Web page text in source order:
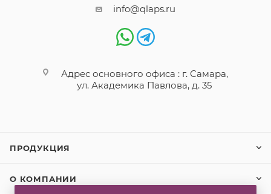
info@qlaps.ru
Адрес основного офиса : г. Самара,
ул. Академика Павлова, д. 35
ПРОДУКЦИЯ
О КОМПАНИИ